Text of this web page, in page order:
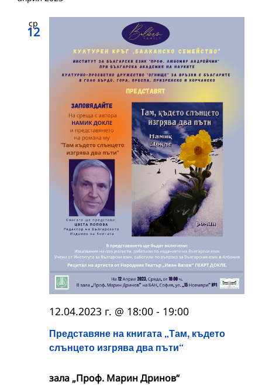
ср
12
Представяне на книгата „Там, където
слънцето изгрява два пъти“
12.04.2023 г. @ 18:00 - 19:00
зала „Проф. Марин Дринов“